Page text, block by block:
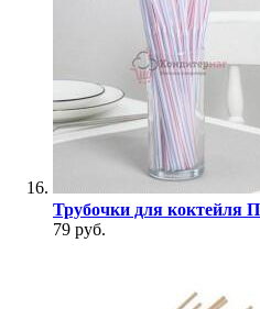
Трубочки для коктейля
79 руб.